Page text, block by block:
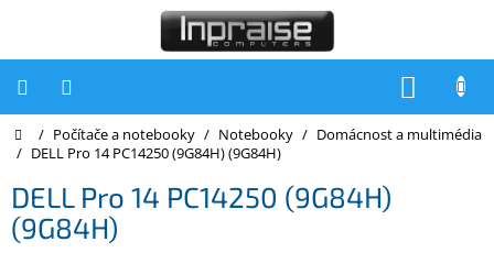
Počítače
Inpraise
Notebooky
Domů
/ Počítače a notebooky / Notebooky / Domácnost a multimédia
/ DELL Pro 14 PC14250 (9G84H) (9G84H)
DELL Pro 14 PC14250 (9G84H)
(9G84H)